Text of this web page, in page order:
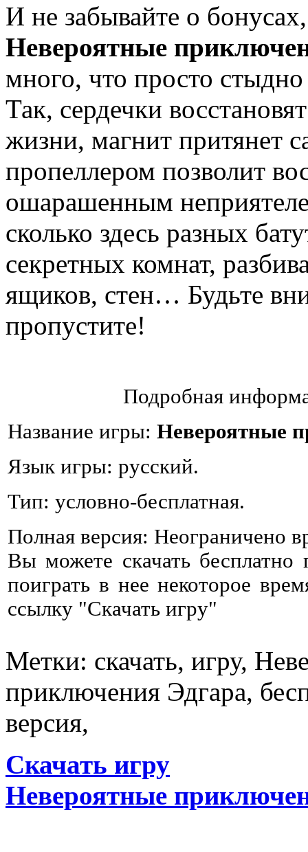
И не забывайте о
Невероятные
много, что просто
Так, сердечки
жизни, магнит притянет
пропеллером позволит
ошарашенным
сколько здесь разных
секретных комнат,
ящиков, стен… Будьте
пропустите!
Подробная
Название игры: Невероятные
Язык игры: русский.
Тип: условно-бесплатная.
Полная версия: Неограничено
Вы можете скачать
поиграть в нее некоторое
ссылку "Скачать игру"
Метки: скачать, игру,
приключения Эдгара,
версия,
Скачать игру
Невероятные